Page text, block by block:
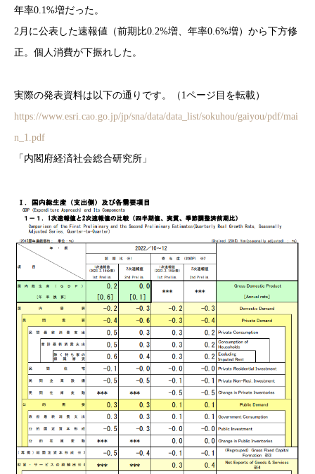
年率0.1%増だった。
2月に公表した速報値（前期比0.2%増、年率0.6%増）から下方修
正。個人消費が下振れした。
実際の発表資料は以下の通りです。（1ページ目を転載）
https://www.esri.cao.go.jp/jp/sna/data/data_list/sokuhou/gaiyou/pdf/mai
n_1.pdf
「内閣府経済社会総合研究所」